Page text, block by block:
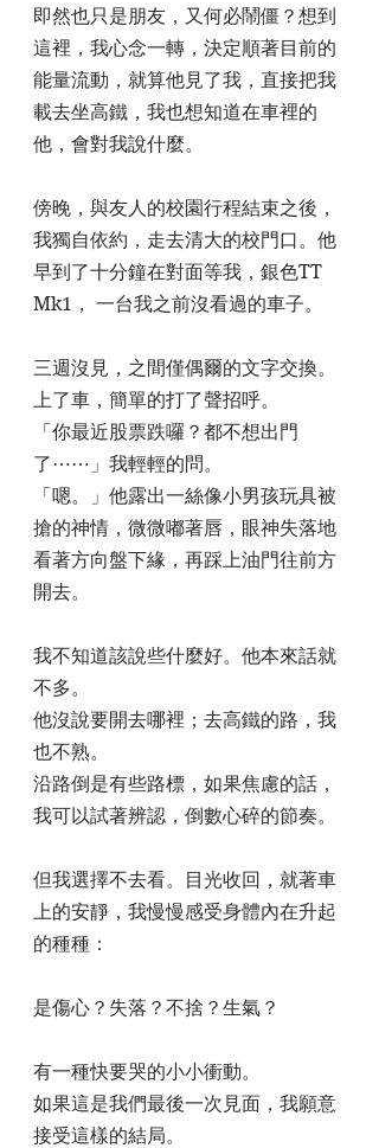
即然也只是朋友，又何必鬧僵？想到
這裡，我心念一轉，決定順著目前的
能量流動，就算他見了我，直接把我
載去坐高鐵，我也想知道在車裡的
他，會對我說什麼。
傍晚，與友人的校園行程結束之後，
我獨自依約，走去清大的校門口。他
早到了十分鐘在對面等我，銀色TT
Mk1， 一台我之前沒看過的車子。
三週沒見，之間僅偶爾的文字交換。
上了車，簡單的打了聲招呼。
「你最近股票跌囉？都不想出門
了⋯⋯」我輕輕的問。
「嗯。」他露出一絲像小男孩玩具被
搶的神情，微微嘟著唇，眼神失落地
看著方向盤下緣，再踩上油門往前方
開去。
我不知道該說些什麼好。他本來話就
不多。
他沒說要開去哪裡；去高鐵的路，我
也不熟。
沿路倒是有些路標，如果焦慮的話，
我可以試著辨認，倒數心碎的節奏。
但我選擇不去看。目光收回，就著車
上的安靜，我慢慢感受身體內在升起
的種種：
是傷心？失落？不捨？生氣？
有一種快要哭的小小衝動。
如果這是我們最後一次見面，我願意
接受這樣的結局。